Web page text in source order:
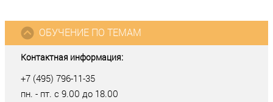
Контактная информация:
+7 (495) 796-11-35
пн. - пт. с 9.00 до 18.00
ОБУЧЕНИЕ ПО ТЕМАМ